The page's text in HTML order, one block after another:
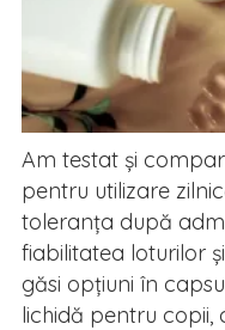
Am testat și
pentru utilizare
toleranța după
fiabilitatea loturilor
găsi opțiuni în
lichidă pentru